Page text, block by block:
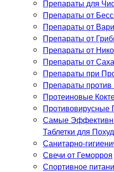
Препараты для
Препараты от
Препараты от
Препараты от
Препараты от
Препараты от
Препараты при
Препараты против
Протеиновые
Противовирусные
Самые
Таблетки для
Санитарно-
Свечи от Геморроя
Спортивное